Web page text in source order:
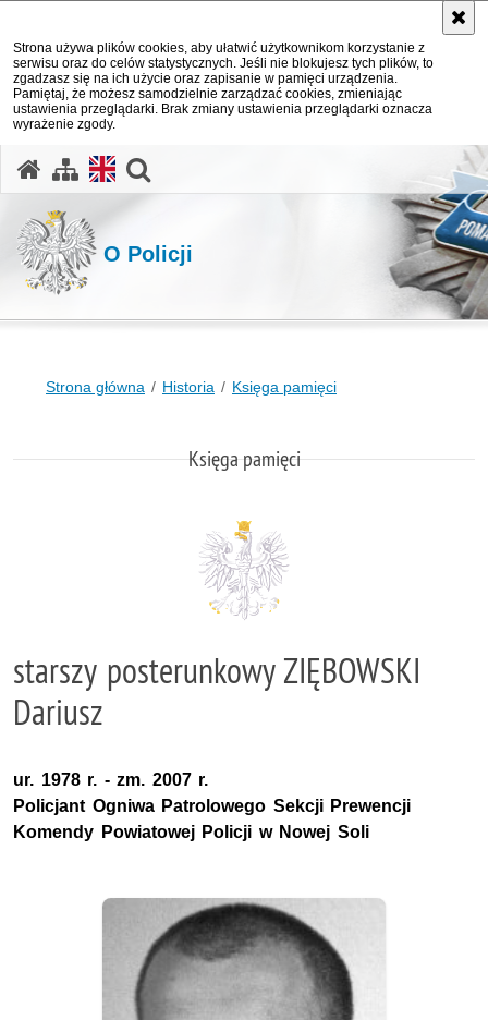
Strona używa plików cookies, aby ułatwić użytkownikom korzystanie z
serwisu oraz do celów statystycznych. Jeśli nie blokujesz tych plików, to
zgadzasz się na ich użycie oraz zapisanie w pamięci urządzenia.
Pamiętaj, że możesz samodzielnie zarządzać cookies, zmieniając
ustawienia przeglądarki. Brak zmiany ustawienia przeglądarki oznacza
wyrażenie zgody.
O Policji
Strona główna Historia Księga pamięci
Księga pamięci
starszy posterunkowy ZIĘBOWSKI
Dariusz
ur. 1978 r. - zm. 2007 r.
Policjant Ogniwa Patrolowego Sekcji Prewencji
Komendy Powiatowej Policji w Nowej Soli